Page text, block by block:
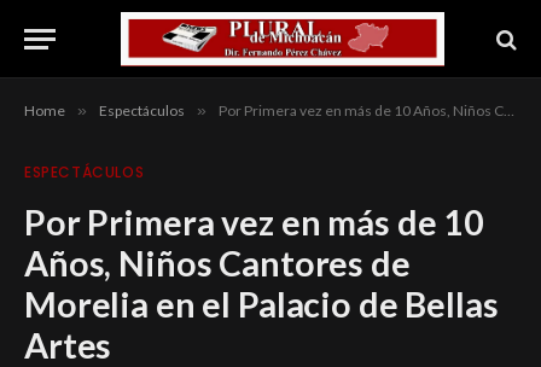
Home » Espectáculos » Por Primera vez en más de 10 Años, Niños Cantores de Morelia en el Palacio de Bellas Artes
ESPECTÁCULOS
Por Primera vez en más de 10
Años, Niños Cantores de
Morelia en el Palacio de Bellas
Artes